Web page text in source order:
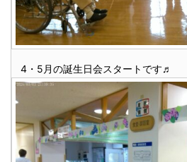
4・5月の誕生日会スタートです♬